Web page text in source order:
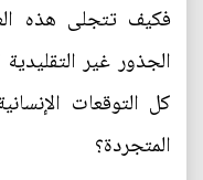
فكيف تتجلى هذه
الجذور غير
كل التوقعات
المتجردة؟